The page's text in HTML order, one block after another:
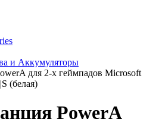
и Аккумуляторы
для 2-х геймпадов Microsoft
(белая)
PowerA